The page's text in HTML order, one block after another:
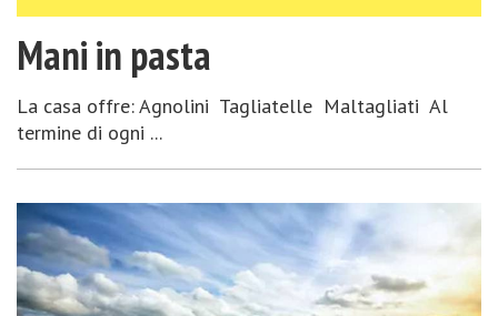
Mani in pasta
La casa offre: Agnolini Tagliatelle Maltagliati Al
termine di ogni ...